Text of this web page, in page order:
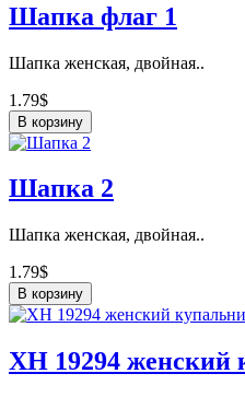
Шапка флаг 1
Шапка женская, двойная..
1.79$
В корзину
Шапка 2
Шапка женская, двойная..
1.79$
В корзину
ХН 19294 женский